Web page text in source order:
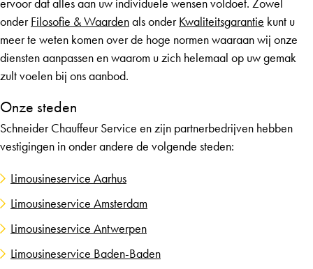
onderFilosofie & Waardenals onderKwaliteitsgarantie kunt u
meer te weten komen over de hoge normen waaraan wij onze
diensten aanpassen en waarom u zich helemaal op uw gemak
zult voelen bij ons aanbod.
Onze steden
Schneider Chauffeur Service en zijn partnerbedrijven hebben
vestigingen in onder andere de volgende steden:
Limousineservice Aarhus
Limousineservice Amsterdam
Limousineservice Antwerpen
Limousineservice Baden-Baden